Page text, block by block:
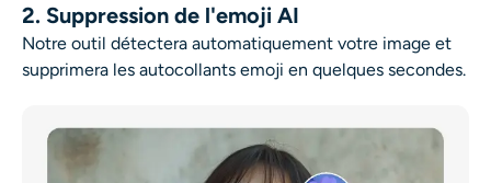
2. Suppression de l'emoji AI
Notre outil détectera automatiquement votre image et
supprimera les autocollants emoji en quelques secondes.